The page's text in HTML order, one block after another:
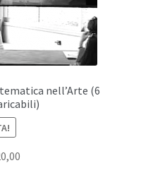
nell’Arte (6